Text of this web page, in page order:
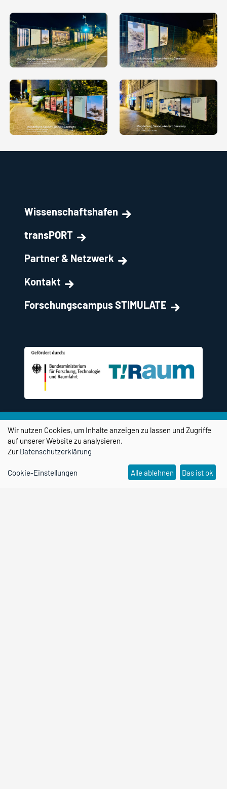
Wissenschaftshafen
transPORT
Partner & Netzwerk
Kontakt
Forschungscampus STIMULATE
Social Media Kanäle
Wir nutzen Cookies, um Inhalte anzeigen zu lassen und Zugriffe
auf unserer Website zu analysieren.
ZurDatenschutzerklärung
Cookie-Einstellungen Alle ablehnen Das ist ok